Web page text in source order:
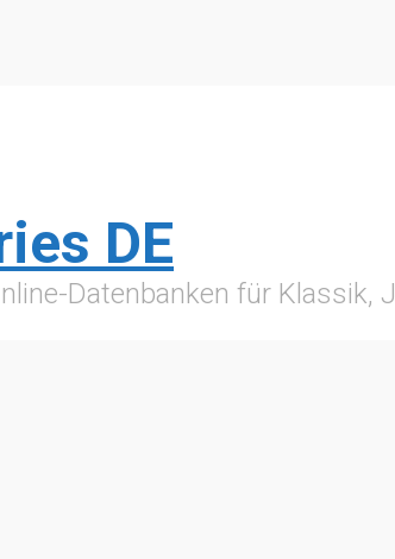
DE
Datenbanken für Klassik,